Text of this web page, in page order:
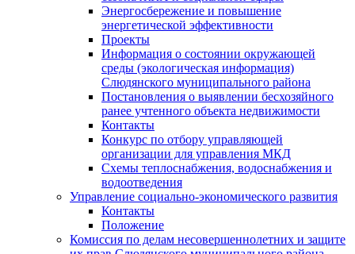
Энергосбережение и повышение
энергетической эффективности
Проекты
Информация о состоянии окружающей
среды (экологическая информация)
Слюдянского муниципального района
Постановления о выявлении бесхозяйного
ранее учтенного объекта недвижимости
Контакты
Конкурс по отбору управляющей
организации для управления МКД
Схемы теплоснабжения, водоснабжения и
водоотведения
Управление социально-экономического развития
Контакты
Положение
Комиссия по делам несовершеннолетних и защите